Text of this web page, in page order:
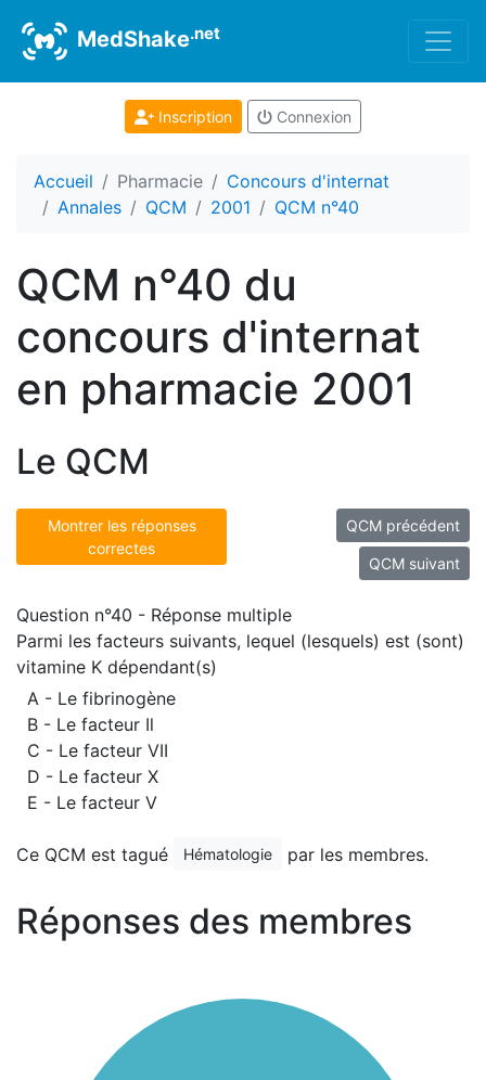
MedShake.net
Inscription Connexion
Accueil Pharmacie
Concours d'internat
Annales
QCM 2001 QCM n°40
QCM n°40 du
concours d'internat
en pharmacie 2001
Le QCM
Montrer les réponses
correctes
QCM précédent
QCM suivant
Question n°40 - Réponse multiple
Parmi les facteurs suivants, lequel (lesquels) est (sont)
vitamine K dépendant(s)
A - Le fibrinogène
B - Le facteur Il
C - Le facteur VII
D - Le facteur X
E - Le facteur V
Ce QCM est tagué Hématologie par les membres.
Réponses des membres